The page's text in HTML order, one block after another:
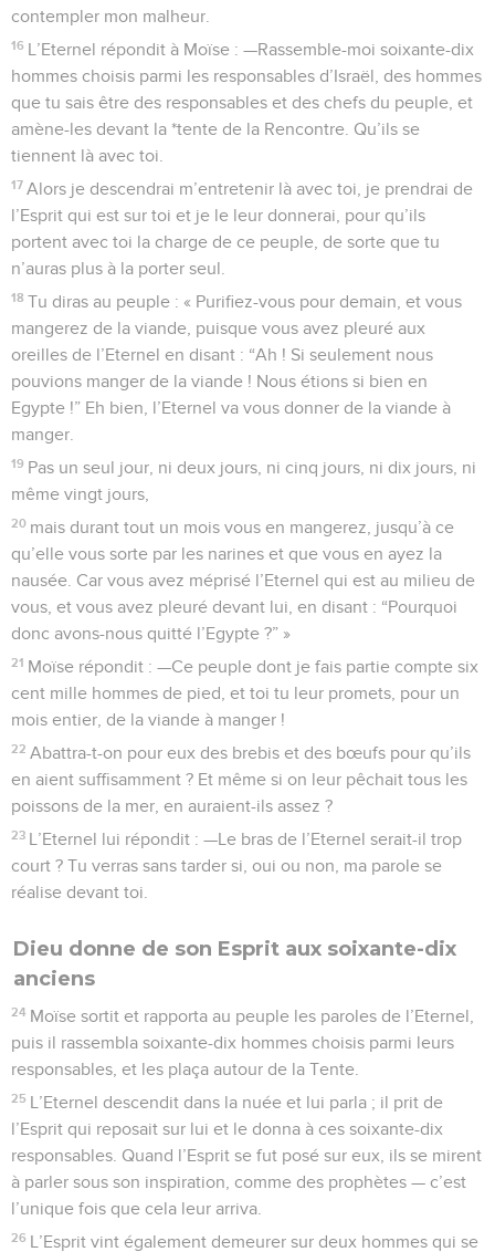
contempler mon malheur.
16 L’Eternel répondit à Moïse : —Rassemble-moi soixante-dix
hommes choisis parmi les responsables d’Israël, des hommes
que tu sais être des responsables et des chefs du peuple, et
amène-les devant la *tente de la Rencontre. Qu’ils se
tiennent là avec toi.
17 Alors je descendrai m’entretenir là avec toi, je prendrai de
l’Esprit qui est sur toi et je le leur donnerai, pour qu’ils
portent avec toi la charge de ce peuple, de sorte que tu
n’auras plus à la porter seul.
18 Tu diras au peuple : « Purifiez-vous pour demain, et vous
mangerez de la viande, puisque vous avez pleuré aux
oreilles de l’Eternel en disant : “Ah ! Si seulement nous
pouvions manger de la viande ! Nous étions si bien en
Egypte !” Eh bien, l’Eternel va vous donner de la viande à
manger.
19 Pas un seul jour, ni deux jours, ni cinq jours, ni dix jours, ni
même vingt jours,
20 mais durant tout un mois vous en mangerez, jusqu’à ce
qu’elle vous sorte par les narines et que vous en ayez la
nausée. Car vous avez méprisé l’Eternel qui est au milieu de
vous, et vous avez pleuré devant lui, en disant : “Pourquoi
donc avons-nous quitté l’Egypte ?” »
21 Moïse répondit : —Ce peuple dont je fais partie compte six
cent mille hommes de pied, et toi tu leur promets, pour un
mois entier, de la viande à manger !
22 Abattra-t-on pour eux des brebis et des bœufs pour qu’ils
en aient suffisamment ? Et même si on leur pêchait tous les
poissons de la mer, en auraient-ils assez ?
23 L’Eternel lui répondit : —Le bras de l’Eternel serait-il trop
court ? Tu verras sans tarder si, oui ou non, ma parole se
réalise devant toi.
Dieu donne de son Esprit aux soixante-dix
anciens
24 Moïse sortit et rapporta au peuple les paroles de l’Eternel,
puis il rassembla soixante-dix hommes choisis parmi leurs
responsables, et les plaça autour de la Tente.
25 L’Eternel descendit dans la nuée et lui parla ; il prit de
l’Esprit qui reposait sur lui et le donna à ces soixante-dix
responsables. Quand l’Esprit se fut posé sur eux, ils se mirent
à parler sous son inspiration, comme des prophètes — c’est
l’unique fois que cela leur arriva.
26 L’Esprit vint également demeurer sur deux hommes qui se